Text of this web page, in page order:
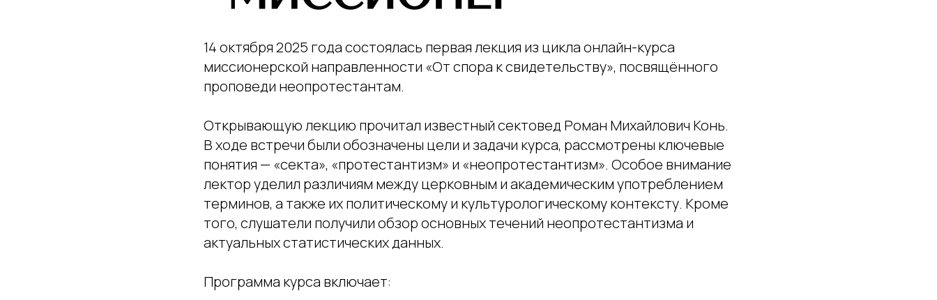
14 октября 2025 года состоялась первая лекция из цикла онлайн-курса
миссионерской направленности «От спора к свидетельству», посвящённого
проповеди неопротестантам.
Открывающую лекцию прочитал известный сектовед Роман Михайлович Конь.
В ходе встречи были обозначены цели и задачи курса, рассмотрены ключевые
понятия — «секта», «протестантизм» и «неопротестантизм». Особое внимание
лектор уделил различиям между церковным и академическим употреблением
терминов, а также их политическому и культурологическому контексту. Кроме
того, слушатели получили обзор основных течений неопротестантизма и
актуальных статистических данных.
Программа курса включает: